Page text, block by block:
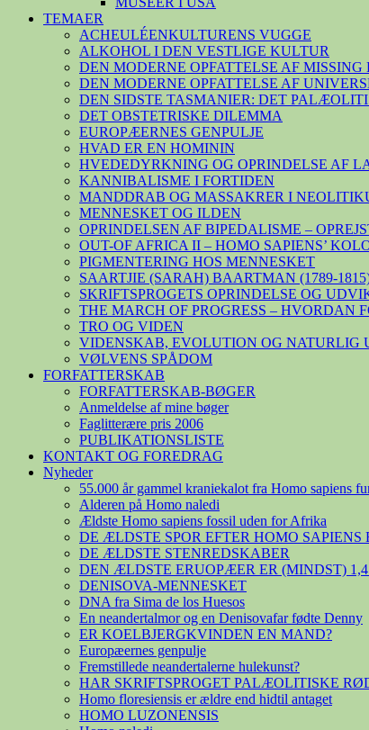
TEMAER
ACHEULÉENKULTURENS VUGGE
ALKOHOL I DEN VESTLIGE KULTUR
DEN MODERNE OPFATTELSE AF MISSING
DEN MODERNE OPFATTELSE AF
DEN SIDSTE TASMANIER: DET
DET OBSTETRISKE DILEMMA
EUROPÆERNES GENPULJE
HVAD ER EN HOMININ
HVEDEDYRKNING OG OPRINDELSE AF
KANNIBALISME I FORTIDEN
MANDDRAB OG MASSAKRER I
MENNESKET OG ILDEN
OPRINDELSEN AF BIPEDALISME –
OUT-OF AFRICA II – HOMO SAPIENS’
PIGMENTERING HOS MENNESKET
SAARTJIE (SARAH) BAARTMAN (1789-
SKRIFTSPROGETS OPRINDELSE OG
THE MARCH OF PROGRESS – HVORDAN
TRO OG VIDEN
VIDENSKAB, EVOLUTION OG NATURLIG
VØLVENS SPÅDOM
FORFATTERSKAB
FORFATTERSKAB-BØGER
Anmeldelse af mine bøger
Faglitterære pris 2006
PUBLIKATIONSLISTE
KONTAKT OG FOREDRAG
Nyheder
55.000 år gammel kraniekalot fra Homo sapiens
Alderen på Homo naledi
Ældste Homo sapiens fossil uden for Afrika
DE ÆLDSTE SPOR EFTER HOMO SAPIENS
DE ÆLDSTE STENREDSKABER
DEN ÆLDSTE ERUOPÆER ER (MINDST)
DENISOVA-MENNESKET
DNA fra Sima de los Huesos
En neandertalmor og en Denisovafar fødte Denny
ER KOELBJERGKVINDEN EN MAND?
Europæernes genpulje
Fremstillede neandertalerne hulekunst?
HAR SKRIFTSPROGET PALÆOLITISKE
Homo floresiensis er ældre end hidtil antaget
HOMO LUZONENSIS